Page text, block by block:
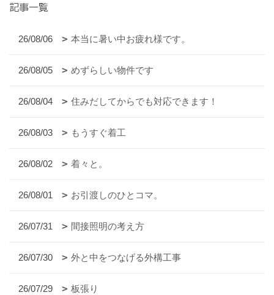
記事一覧
26/08/06 本当に暑い中お疲れ様です。
26/08/05 めずらしい物件です
26/08/04 住みだしてからでも対応できます！
26/08/03 もうすぐ着工
26/08/02 着々と。
26/08/01 お引渡しのひとコマ。
26/07/31 間接照明の考え方
26/07/30 外と中をつなげる外構工事
26/07/29 板張り